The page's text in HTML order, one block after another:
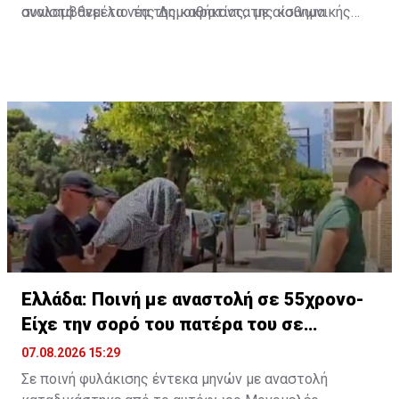
αναλαμβάνει τα νέα της καθήκοντα με αίσθημα
συνιστά θεμέλιο της Δημοκρατίας, της κοινωνικής
αναλαμβάνει Έρευνα και Καινοτομία για ΔΗΣΥ
Ελλάδα: Ποινή με αναστολή σε 55χρονο-
Είχε την σορό του πατέρα του σε
καταψύκτη
07.08.2026 15:29
Σε ποινή φυλάκισης έντεκα μηνών με αναστολή